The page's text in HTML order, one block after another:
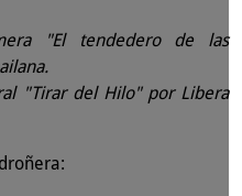
"El tendedero de las
"Tirar del Hilo" por Libera